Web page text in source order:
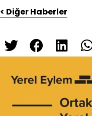
< Diğer Haberler